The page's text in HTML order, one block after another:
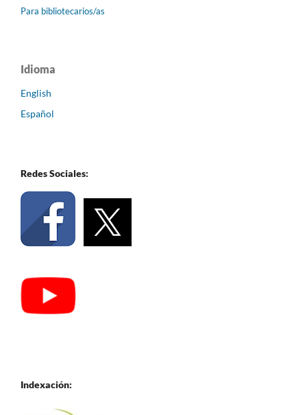
Para bibliotecarios/as
Idioma
English
Español
Redes Sociales:
Indexación: